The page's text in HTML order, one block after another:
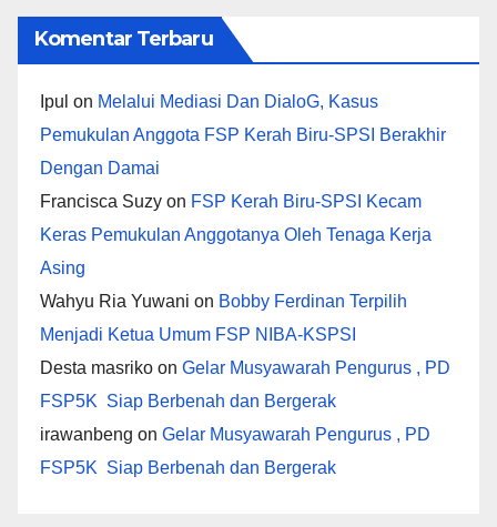
Komentar Terbaru
Ipul on Melalui Mediasi Dan DialoG, Kasus
Pemukulan Anggota FSP Kerah Biru-SPSI Berakhir
Dengan Damai
Francisca Suzy on FSP Kerah Biru-SPSI Kecam
Keras Pemukulan Anggotanya Oleh Tenaga Kerja
Asing
Wahyu Ria Yuwani on Bobby Ferdinan Terpilih
Menjadi Ketua Umum FSP NIBA-KSPSI
Desta masriko on Gelar Musyawarah Pengurus , PD
FSP5K Siap Berbenah dan Bergerak
irawanbeng on Gelar Musyawarah Pengurus , PD
FSP5K Siap Berbenah dan Bergerak